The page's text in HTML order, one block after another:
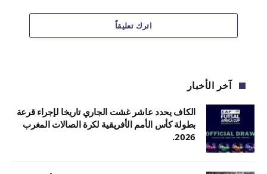
اترك تعليقاً
آخر الأخبار
الكاف يحدد عاشر غشت الجاري تاريخا لإجراء قرعة
بطولة كأس الأمم الأفريقية لكرة الصالات المغرب
2026.